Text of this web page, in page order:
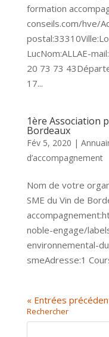
formation
conseils.com/hve/
LucNom:ALLAE-
20 73 73
17...
1ère Association
Bordeaux
Fév 5, 2020 |
d’accompagnement
Nom de votre
SME du Vin de
noble-engage/
environnemental-
smeAdresse:1
« Entrées
Rechercher